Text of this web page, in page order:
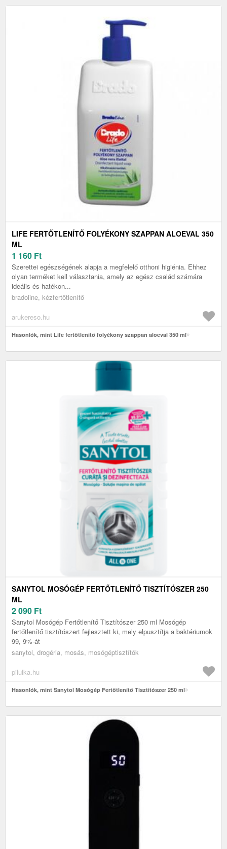
LIFE FERTŐTLENÍTŐ FOLYÉKONY SZAPPAN ALOEVAL 350
ML
1 160 Ft
Szerettei egészségének alapja a megfelelő otthoni higiénia. Ehhez
olyan terméket kell választania, amely az egész család számára
ideális és hatékon...
bradoline, kézfertőtlenítő
arukereso.hu
Hasonlók, mint Life fertőtlenítő folyékony szappan aloeval 350 ml
SANYTOL MOSÓGÉP FERTŐTLENÍTŐ TISZTÍTÓSZER 250
ML
2 090 Ft
Sanytol Mosógép Fertőtlenítő Tisztítószer 250 ml Mosógép
fertőtlenítő tisztítószert fejlesztett ki, mely elpusztítja a baktériumok
99, 9%-át
sanytol, drogéria, mosás, mosógéptisztítók
pilulka.hu
Hasonlók, mint Sanytol Mosógép Fertőtlenítő Tisztítószer 250 ml